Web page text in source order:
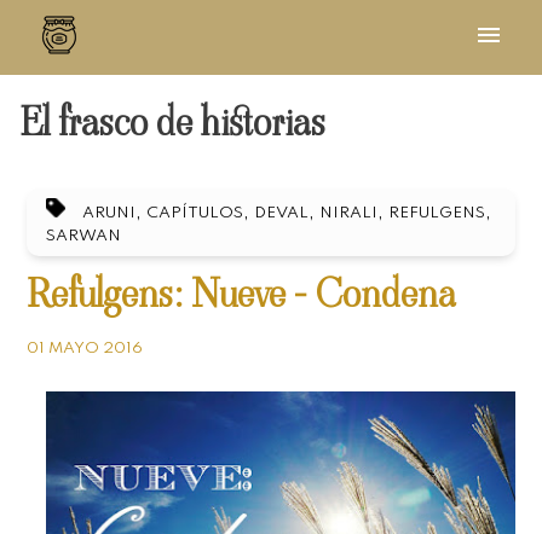
El frasco de historias
ARUNI , CAPÍTULOS , DEVAL , NIRALI , REFULGENS ,
SARWAN
Refulgens: Nueve - Condena
01 MAYO 2016